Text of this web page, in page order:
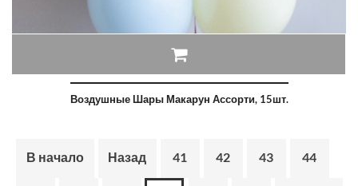
Воздушные Шары Макарун Ассорти, 15шт.
В начало Назад 41 42 43 44